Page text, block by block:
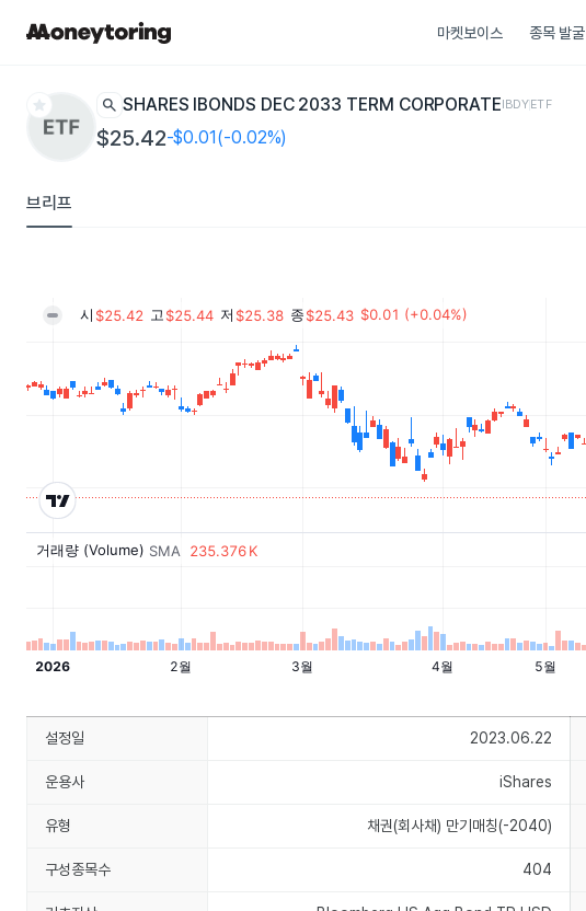
마켓보이스 종목 발굴
star search ISHARES IBONDS DEC 2033 TERM CORPORATEIBDYETF
$25.42-$0.01(-0.02%)
브리프